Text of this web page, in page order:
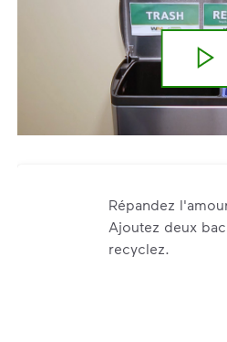
Répandez
Ajoutez deux
recyclez.